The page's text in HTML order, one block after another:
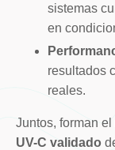
sistemas
en
resultados
reales.
Juntos, forman el
UV-C validado